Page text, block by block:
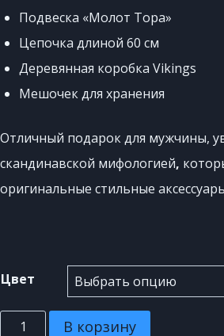
Подвеска «Молот Тора»
Цепочка длиной 60 см
Деревянная коробка Vikings
Мешочек для хранения
Отличный подарок для мужчины,
скандинавской мифологией,
оригинальные стильные
Цвет
В корзину